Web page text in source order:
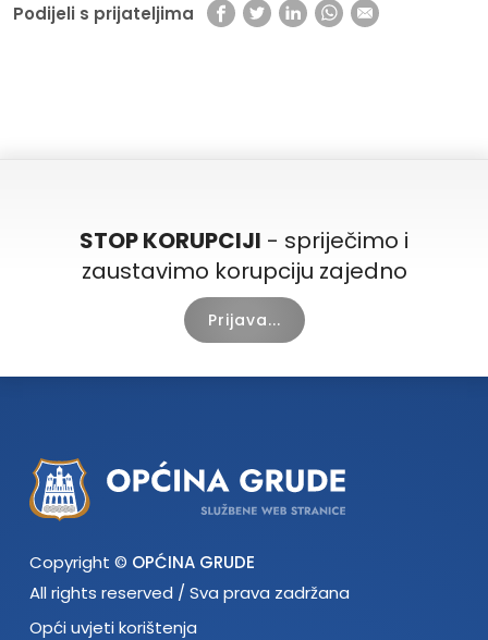
Podijeli s prijateljima
STOP KORUPCIJI - spriječimo i
zaustavimo korupciju zajedno
Prijava...
Copyright © OPĆINA GRUDE
All rights reserved / Sva prava zadržana
Opći uvjeti korištenja